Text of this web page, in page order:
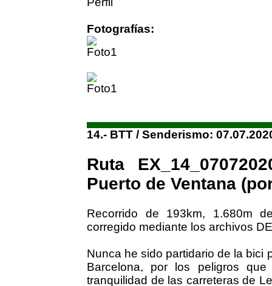
Fotografías:
14.- BTT / Senderismo:
Ruta
Puerto de Ventana
Recorrido de 193km, 1.680m
corregido mediante los archivos
Nunca he sido partidario de la bici
Barcelona, por los peligros
tranquilidad de las carreteras de